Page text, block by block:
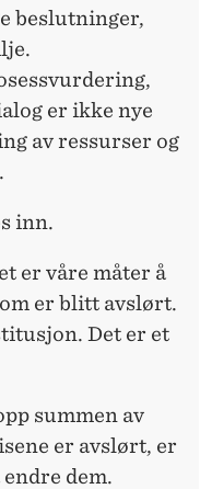
beslutninger,
er ikke nye
av ressurser og
inn.
er våre måter å
er blitt avslørt.
Det er et
summen av
er avslørt, er
dem.